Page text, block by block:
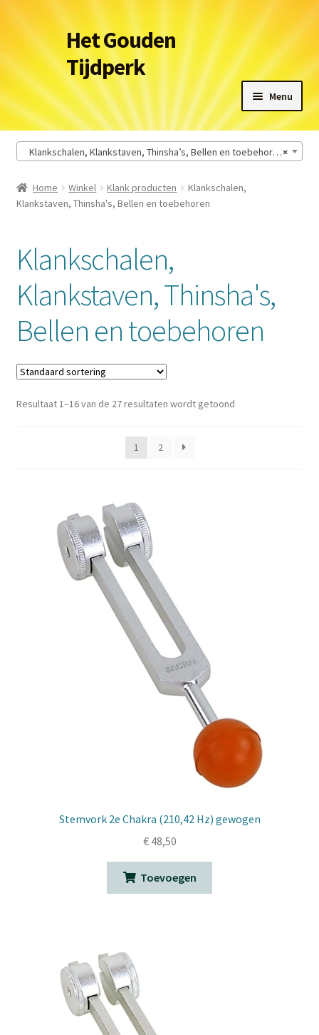
naar
navigatie
de
inhoud
Het Gouden
Tijdperk
Menu
Winkel
Het Gouden Tijdperk
Winkelmand
Afrekenen
×
Klankschalen, Klankstaven, Thinsha’s, Bellen en toebehoren (27)
Home Winkel Klank producten
Klankschalen,
Klankstaven, Thinsha's, Bellen en toebehoren
Klankschalen,
Klankstaven, Thinsha's,
Bellen en toebehoren
Resultaat 1–16 van de 27 resultaten wordt getoond
1 2
Stemvork 2e Chakra (210,42 Hz) gewogen
€48,50
Toevoegen